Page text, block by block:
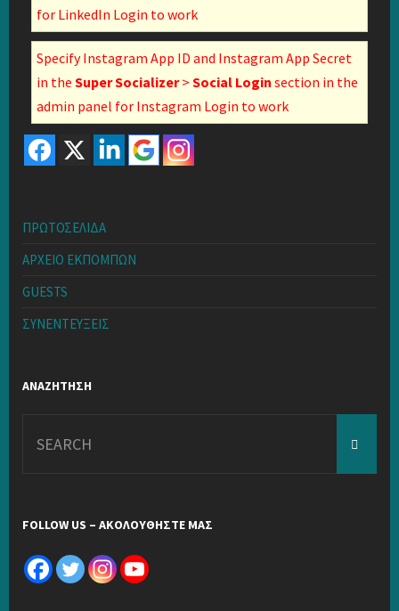
for LinkedIn Login to work
Specify Instagram App ID and Instagram App Secret
in the Super Socializer> Social Login section in the
admin panel for Instagram Login to work
ΠΡΩΤΟΣΕΛΙΔΑ
ΑΡΧΕΙΟ ΕΚΠΟΜΠΩΝ
GUESTS
ΣΥΝΕΝΤΕΥΞΕΙΣ
ΑΝΑΖΗΤΗΣΗ
for:
FOLLOW US – ΑΚΟΛΟΥΘΗΣΤΕ ΜΑΣ